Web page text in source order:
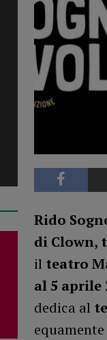
Rido
di Clown,
il teatro
al 5 aprile
dedica al